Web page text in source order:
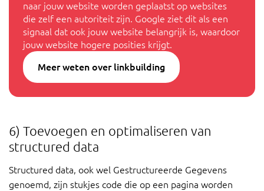
naar jouw website worden geplaatst op websites
die zelf een autoriteit zijn. Google ziet dit als een
signaal dat ook jouw website belangrijk is, waardoor
jouw website hogere posities krijgt.
Meer weten over linkbuilding
6) Toevoegen en optimaliseren van
structured data
Structured data, ook wel Gestructureerde Gegevens
genoemd, zijn stukjes code die op een pagina worden